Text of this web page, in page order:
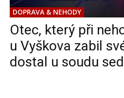
DOPRAVA & NEHODY
Otec, který při
u Vyškova zabil
dostal u soudu